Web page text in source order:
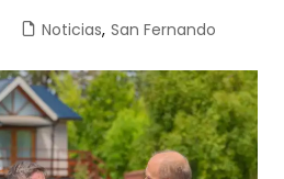
Noticias, San Fernando